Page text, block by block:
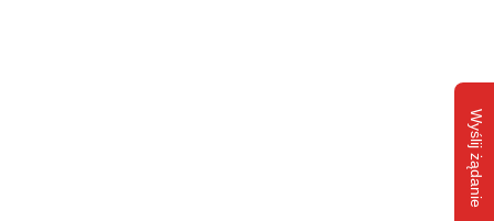
Wyślij żądanie